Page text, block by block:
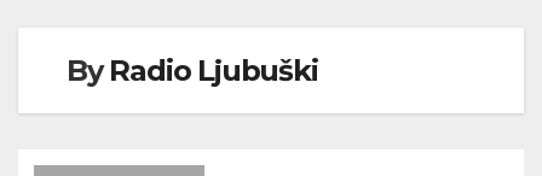
ByRadio Ljubuški